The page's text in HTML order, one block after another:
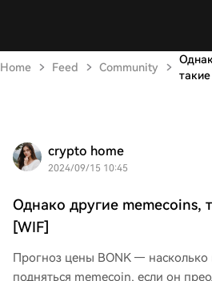
Home Feed Community
crypto home
2024/09/15 10:45
Однако другие memecoins,
[WIF]
Прогноз цены BONK —
подняться memecoin, если он